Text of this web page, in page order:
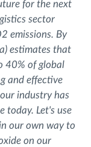
for the next
sector
emissions. By
estimates that
40% of global
and effective
industry has
today. Let's use
our own way to
on our